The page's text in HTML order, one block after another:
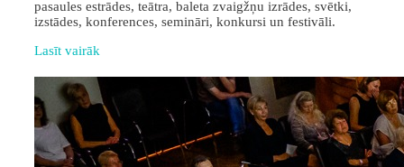
pasaules estrādes, teātra, baleta zvaigžņu izrādes, svētki,
izstādes, konferences, semināri, konkursi un festivāli.
Lasīt vairāk